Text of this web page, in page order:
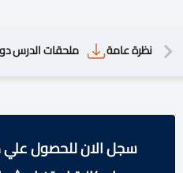
نظرة عامة ملحقات الدرس
سجل الان للحصول علي